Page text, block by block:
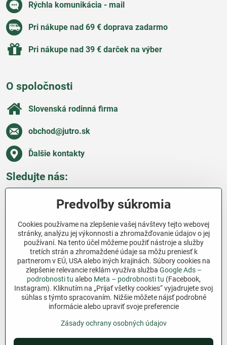
Rýchla komunikácia - mail
Pri nákupe nad 69 € doprava zadarmo
Pri nákupe nad 39 € darček na výber
O spoločnosti
Slovenská rodinná firma
obchod​@jutro​.sk
Ďalšie kontakty
Sledujte nás:
Všetko o nákupe
Ďakujeme za podporu
Sme slovenský e-shop bez dotácií​. Fungujeme len
vďaka vám – ľuďom, ktorí veria v poctivú prácu a
lásku k pôde​. Každý nákup na Jutro​.sk nám pomáha
pokračovať v tom, čo má zmysel – pomáhať
záhradkárom zadarmo a srdcom​.
©2026Copyright
Predvoľby súkromia
Cookies používame na zlepšenie vašej návštevy tejto webovej
stránky, analýzu jej výkonnosti a zhromažďovanie údajov o jej
používaní. Na tento účel môžeme použiť nástroje a služby
tretích strán a zhromaždené údaje sa môžu preniesť k
partnerom v EÚ, USA alebo iných krajinách. Súbory cookies na
zlepšenie relevancie reklám využíva služba Google Ads –
podrobnosti tu alebo Meta – podrobnosti tu (Facebook,
Instagram). Kliknutím na „Prijať všetky cookies“ vyjadrujete svoj
súhlas s týmto spracovaním. Nižšie môžete nájsť podrobné
informácie alebo upraviť svoje preferencie
Zásady ochrany osobných údajov